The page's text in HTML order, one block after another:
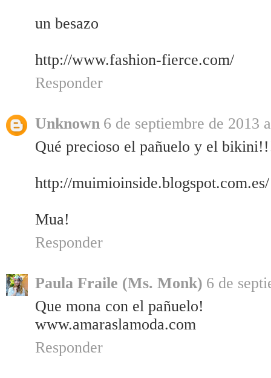
un besazo
http://www.fashion-fierce.com/
Responder
Unknown 6 de septiembre de 2013
Qué precioso el pañuelo y el
http://muimioinside.blogspot.com.es/
Mua!
Responder
Paula Fraile (Ms. Monk) 6 de
Que mona con el pañuelo!
www.amaraslamoda.com
Responder